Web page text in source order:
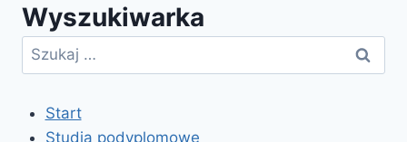
05.05.2019
Wyszukiwarka
Szukaj:
Start
Studia podyplomowe